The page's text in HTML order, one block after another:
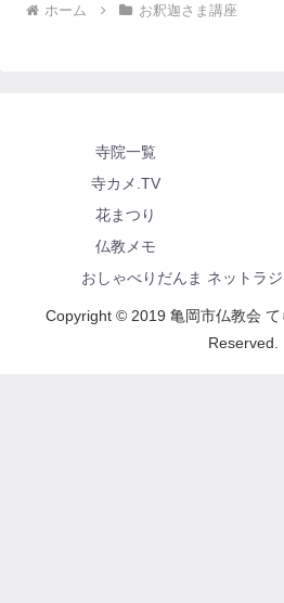
ホーム お釈迦さま講座
寺院一覧
寺カメ.TV
花まつり
仏教メモ
おしゃべりだんま ネットラジ
Copyright © 2019 亀岡市仏教会
Reserved.